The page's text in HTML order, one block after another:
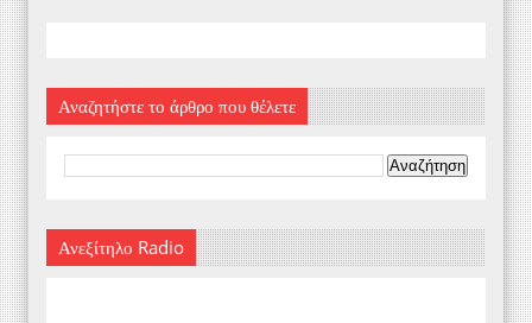
Αναζητήστε το άρθρο που θέλετε
Ανεξίτηλο Radio